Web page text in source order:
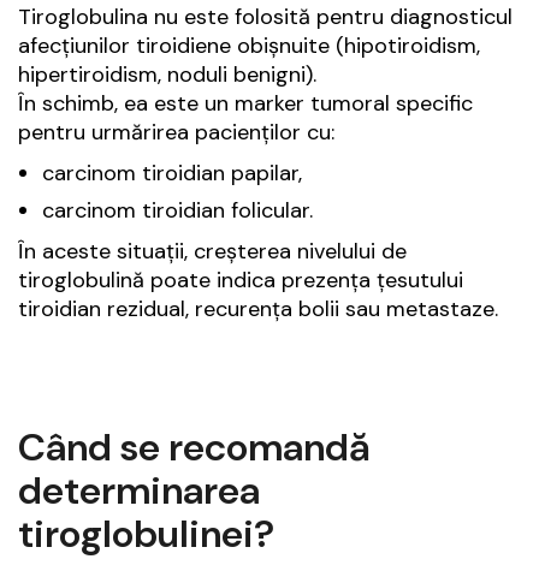
Tiroglobulina nu este folosită pentru diagnosticul
afecțiunilor tiroidiene obișnuite (hipotiroidism,
hipertiroidism, noduli benigni).
În schimb, ea este un marker tumoral specific
pentru urmărirea pacienților cu:
carcinom tiroidian papilar,
carcinom tiroidian folicular.
În aceste situații, creșterea nivelului de
tiroglobulină poate indica prezența țesutului
tiroidian rezidual, recurența bolii sau metastaze.
Când se recomandă
determinarea
tiroglobulinei?